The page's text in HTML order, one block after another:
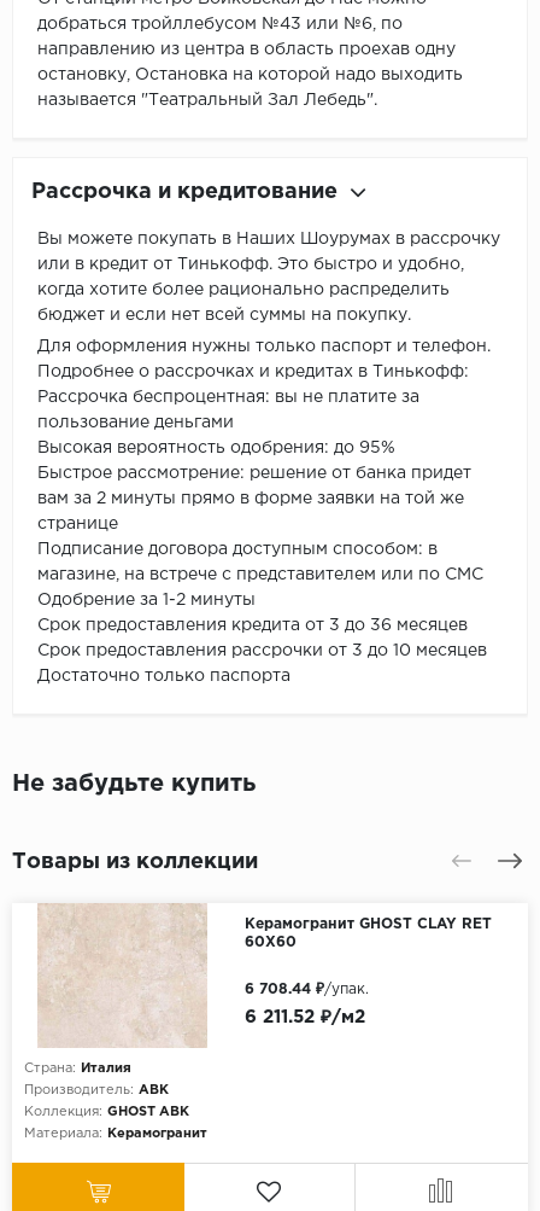
добраться тройллебусом №43 или №6, по
направлению из центра в область проехав одну
остановку, Остановка на которой надо выходить
называется "Театральный Зал Лебедь".
Рассрочка и кредитование
Вы можете покупать в Наших Шоурумах в рассрочку
или в кредит от Тинькофф. Это быстро и удобно,
когда хотите более рационально распределить
бюджет и если нет всей суммы на покупку.
Для оформления нужны только паспорт и телефон.
Подробнее о рассрочках и кредитах в Тинькофф:
Рассрочка беспроцентная: вы не платите за
пользование деньгами
Высокая вероятность одобрения: до 95%
Быстрое рассмотрение: решение от банка придет
вам за 2 минуты прямо в форме заявки на той же
странице
Подписание договора доступным способом: в
магазине, на встрече с представителем или по СМС
Одобрение за 1-2 минуты
Срок предоставления кредита от 3 до 36 месяцев
Срок предоставления рассрочки от 3 до 10 месяцев
Достаточно только паспорта
Не забудьте купить
Товары из коллекции
Керамогранит GHOST CLAY RET
60X60
Страна:
Италия
Производитель: ABK
Коллекция: GHOST ABK
Материала:
Керамогранит
6 211.52 ₽/м2
6 708.44 ₽/упак.